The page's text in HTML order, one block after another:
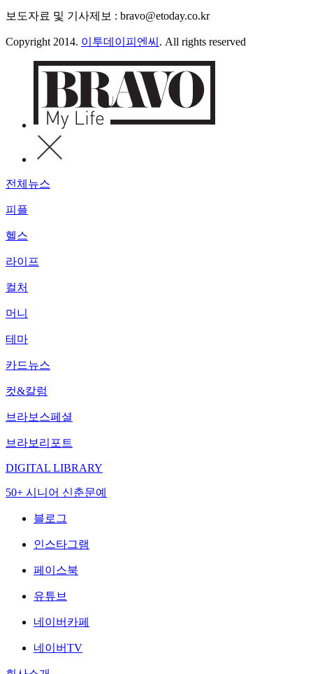
보도자료 및 기사제보 : bravo@etoday.co.kr
Copyright 2014. 이투데이피엔씨 . All rights reserved
전체뉴스
피플
헬스
라이프
컬처
머니
테마
카드뉴스
컷&칼럼
브라보스페셜
브라보리포트
DIGITAL LIBRARY
50+ 시니어 신춘문예
블로그
인스타그램
페이스북
유튜브
네이버카페
네이버TV